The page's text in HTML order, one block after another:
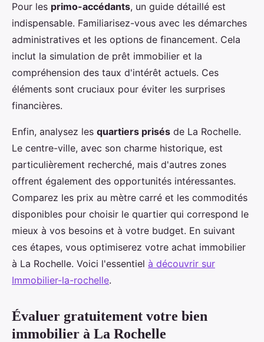
Pour les primo-accédants, un guide détaillé est
indispensable. Familiarisez-vous avec les démarches
administratives et les options de financement. Cela
inclut la simulation de prêt immobilier et la
compréhension des taux d'intérêt actuels. Ces
éléments sont cruciaux pour éviter les surprises
financières.
Enfin, analysez les quartiers prisés de La Rochelle.
Le centre-ville, avec son charme historique, est
particulièrement recherché, mais d'autres zones
offrent également des opportunités intéressantes.
Comparez les prix au mètre carré et les commodités
disponibles pour choisir le quartier qui correspond le
mieux à vos besoins et à votre budget. En suivant
ces étapes, vous optimiserez votre achat immobilier
à La Rochelle. Voici l'essentiel à découvrir sur
Immobilier-la-rochelle.
Évaluer gratuitement votre bien
immobilier à La Rochelle